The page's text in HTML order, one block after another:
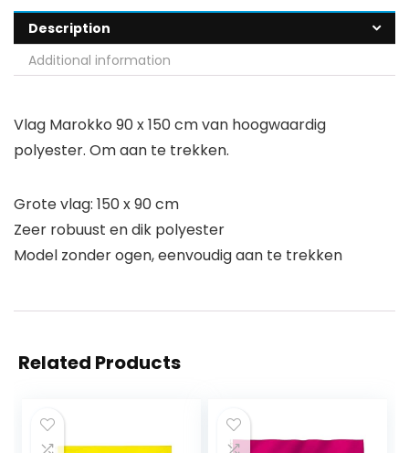
Description
Additional information
Vlag Marokko 90 x 150 cm van hoogwaardig
polyester. Om aan te trekken.
Grote vlag: 150 x 90 cm
Zeer robuust en dik polyester
Model zonder ogen, eenvoudig aan te trekken
Related Products